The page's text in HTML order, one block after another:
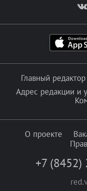
Главный
Адрес редакции и
О проекте
+7